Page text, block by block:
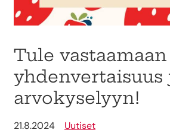
Tule vastaamaan
yhdenvertaisuus
arvokyselyyn!
21.8.2024 Uutiset